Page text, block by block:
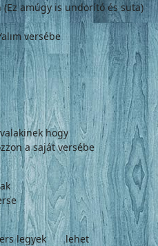
(Ez amúgy is undorító és suta)
versébe
hogy
versébe
legyek lehet